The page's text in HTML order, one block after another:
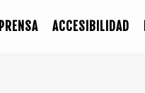
PRENSA ACCESIBILIDAD